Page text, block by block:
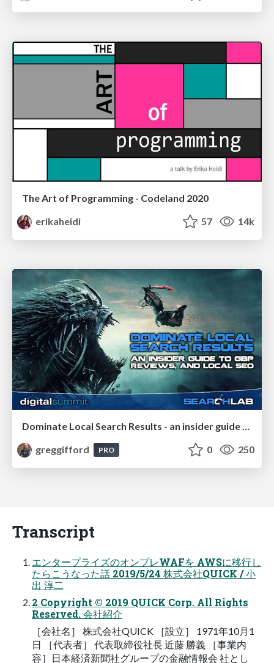
The Art of Programming - Codeland 2020
erikaheidi
57 14k
greggifford
PRO 0 250
Transcript
エンタープライズのオンプレWAFを AWSに移行し
たらこうなった話 2019/5/24 株式会社QUICK / 小
出 淳二
2 Copyright © 2019 QUICK Corp. All Rights
Reserved. 会社紹介
［会社名］ 株式会社QUICK ［設立］ 1971年10月1
日 ［代表者］ 代表取締役社長 近藤 勝義 ［事業内
容］日本経済新聞社グループの金融情報会 社とし